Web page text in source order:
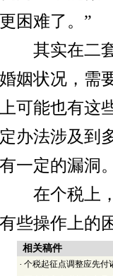
更困难了。”
其实在二套
婚姻状况，需
上可能也有
定办法涉及到
有一定的漏洞
在个税上，
有些操作上的
相关稿件
· 个税起征点调整应先付